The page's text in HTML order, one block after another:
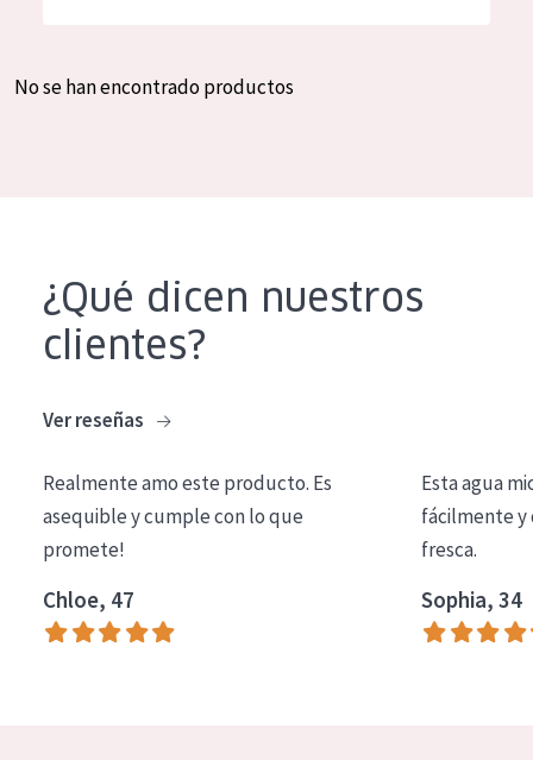
Crema de día
Crema de noche
Limpieza
COLECCIÓN
Essentials
Lift+
Spanish
No se han encontrado productos
¿Qué dicen nuestros
clientes?
Ver reseñas
Realmente amo este producto. Es
asequible y cumple con lo que
promete!
Chloe, 47
Esta agua
fácilmente y
fresca.
Sophia, 34